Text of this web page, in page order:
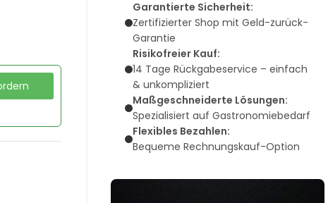
Garantierte Sicherheit:
Zertifizierter Shop mit Geld-zurück-
Garantie
Risikofreier Kauf:
14 Tage Rückgabeservice – einfach
& unkompliziert
Maßgeschneiderte Lösungen:
Spezialisiert auf Gastronomiebedarf
Flexibles Bezahlen:
Bequeme Rechnungskauf-Option